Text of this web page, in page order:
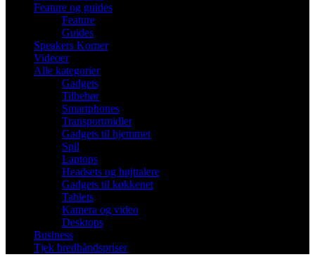
Feature og guides
Feature
Guides
Speakers Korner
Videoer
Alle kategorier
Gadgets
Tilbehør
Smartphones
Transportmidler
Gadgets til hjemmet
Spil
Laptops
Headsets og højttalere
Gadgets til køkkenet
Tablets
Kamera og video
Desktops
Business
Tjek bredbåndspriser